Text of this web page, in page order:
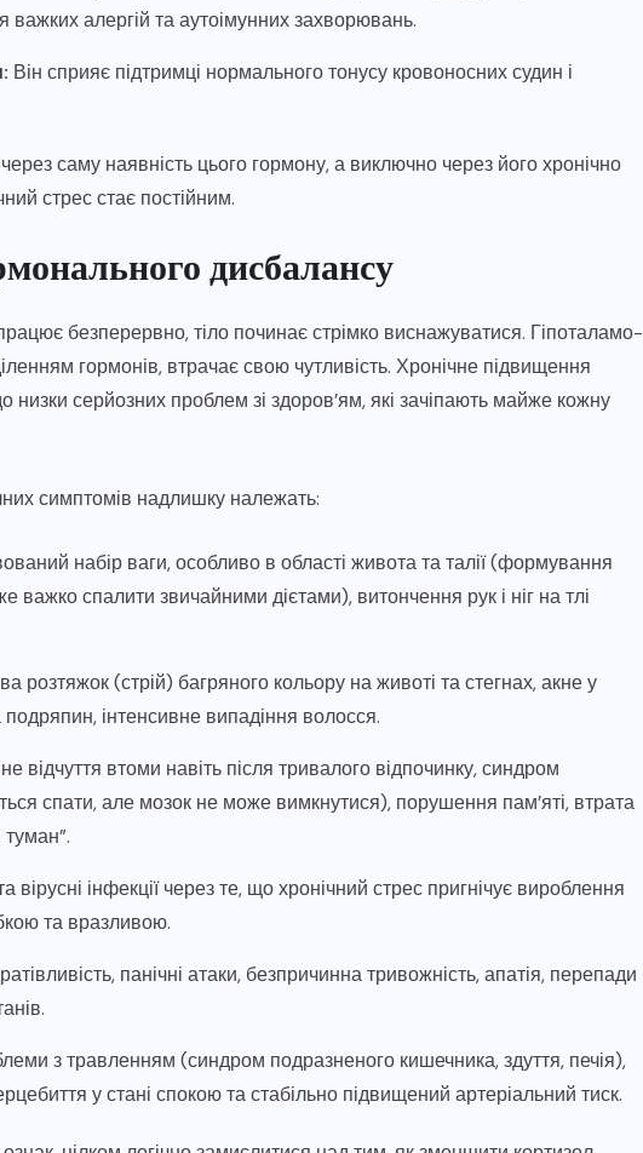
важких алергій та аутоімунних захворювань.
Він сприяє підтримці нормального тонусу кровоносних судин і
саму наявність цього гормону, а виключно через його хронічно
стрес стає постійним.
дисбалансу
безперервно, тіло починає стрімко виснажуватися. Гіпоталамо-
гормонів, втрачає свою чутливість. Хронічне підвищення
низки серйозних проблем зі здоров’ям, які зачіпають майже кожну
симптомів надлишку належать:
набір ваги, особливо в області живота та талії (формування
важко спалити звичайними дієтами), витончення рук і ніг на тлі
розтяжок (стрій) багряного кольору на животі та стегнах, акне у
інтенсивне випадіння волосся.
відчуття втоми навіть після тривалого відпочинку, синдром
спати, але мозок не може вимкнутися), порушення пам’яті, втрата
вірусні інфекції через те, що хронічний стрес пригнічує вироблення
та вразливою.
панічні атаки, безпричинна тривожність, апатія, перепади
з травленням (синдром подразненого кишечника, здуття, печія),
у стані спокою та стабільно підвищений артеріальний тиск.